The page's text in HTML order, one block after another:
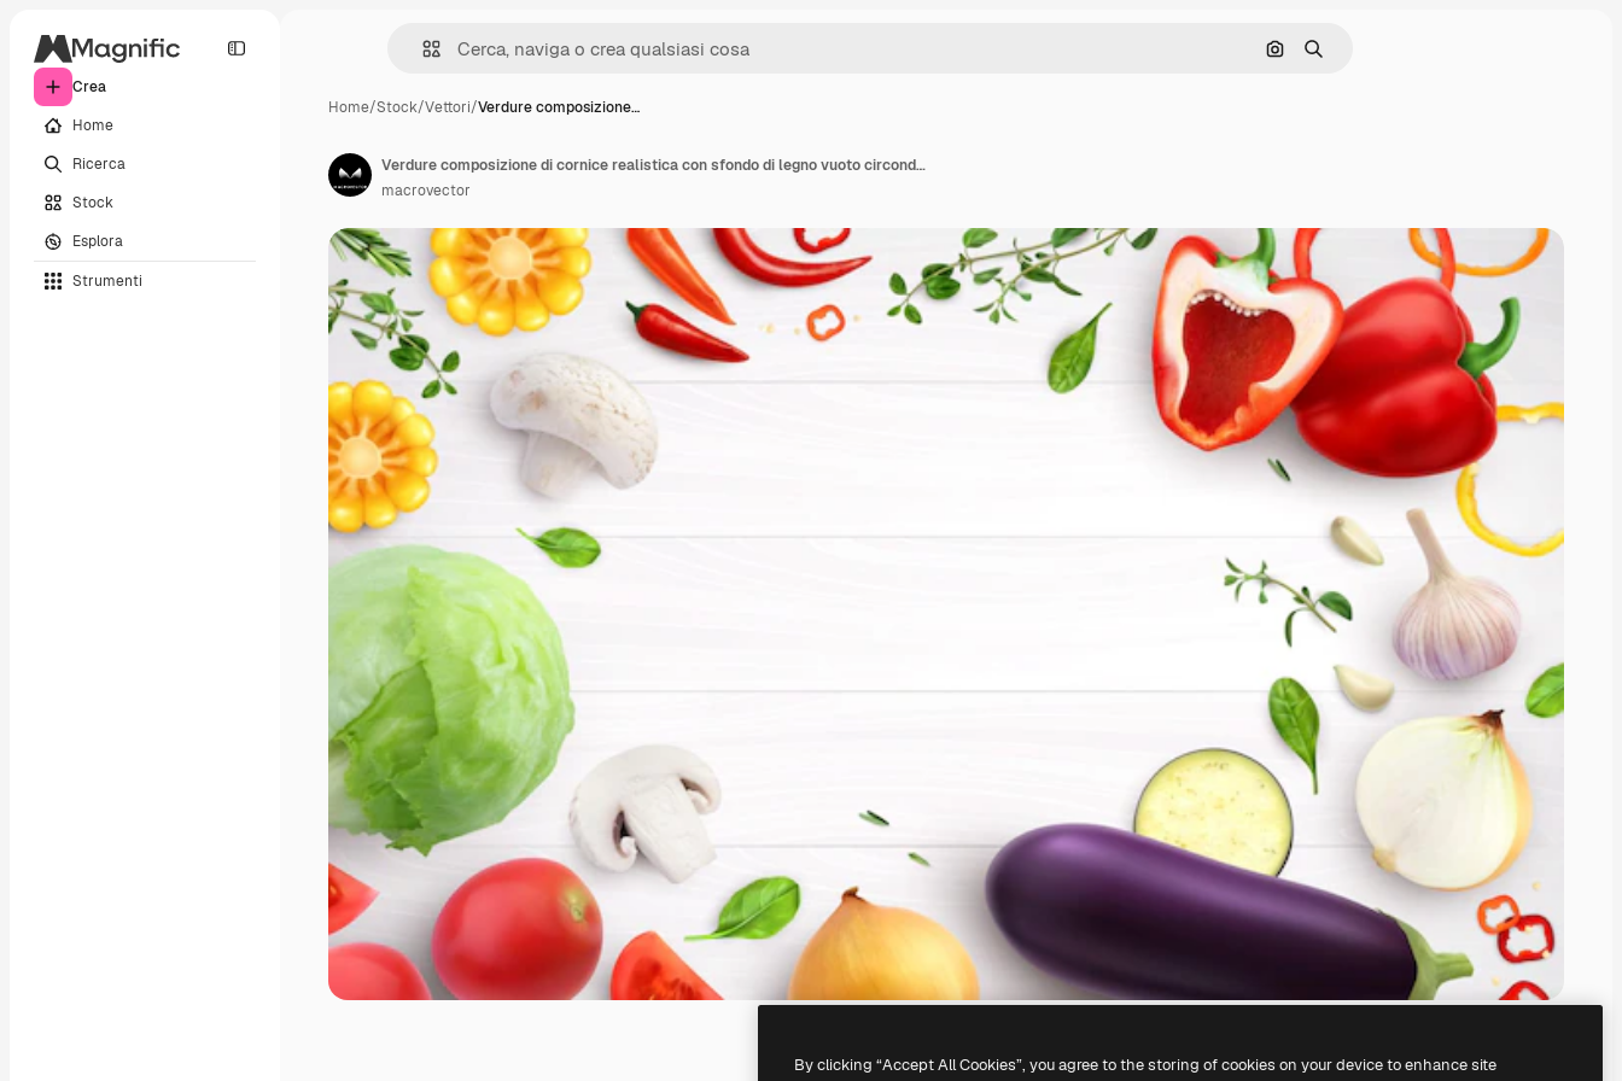
Crea
Home
Ricerca
Stock
Esplora
Strumenti
Cerca per immagine
Ricerca
Home/Stock/Vettori/Verdure composizione…
Verdure composizione di cornice realistica con sfondo di legno vuoto circondato da immagini isolate di pezzi di verdure fette illustrazione vettoriale
macrovector
By clicking “Accept All Cookies”, you agree to the storing of cookies on your device to enhance site